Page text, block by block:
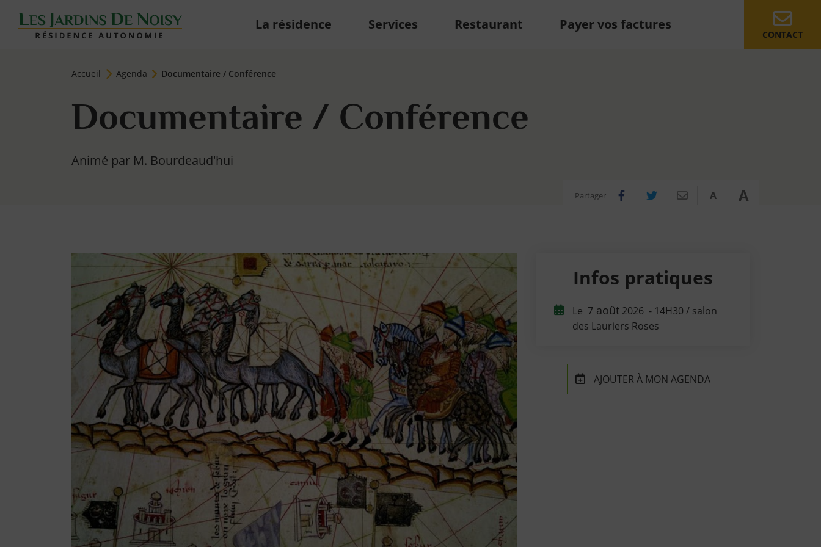
Jardins de Noisy-le-roi La résidence Services Restaurant Payer vos factures
CONTACT
Accueil
Page d'accueil du site
Agenda Documentaire / Conférence
Documentaire / Conférence
Animé par M. Bourdeaud'hui
Partager Partager sur Facebook
Partager sur Twitter
Partager par e-mail
ARéduire
AAgrandir
Infos pratiques
Le 7 août 2026 - 14H30 / salon
des Lauriers Roses
AJOUTER À MON AGENDA